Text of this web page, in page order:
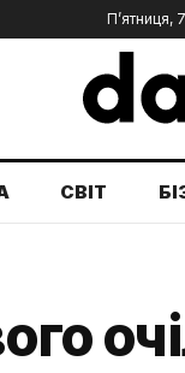
П’ятниця,
СВІТ